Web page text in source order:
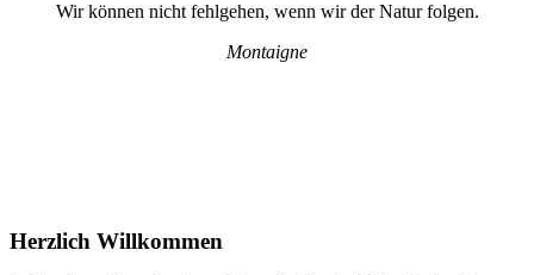
Wir können nicht fehlgehen, wenn wir der Natur folgen.
Montaigne
Herzlich Willkommen